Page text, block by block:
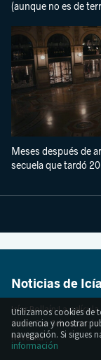
(aunque no es de
Meses después de
secuela que tardó
Noticias de
Icíar Bollaín:La
desde San Sebastian:
Nevenka'..
Utilizamos cookies de
audiencia y mostrar
navegación. Si sigues
información